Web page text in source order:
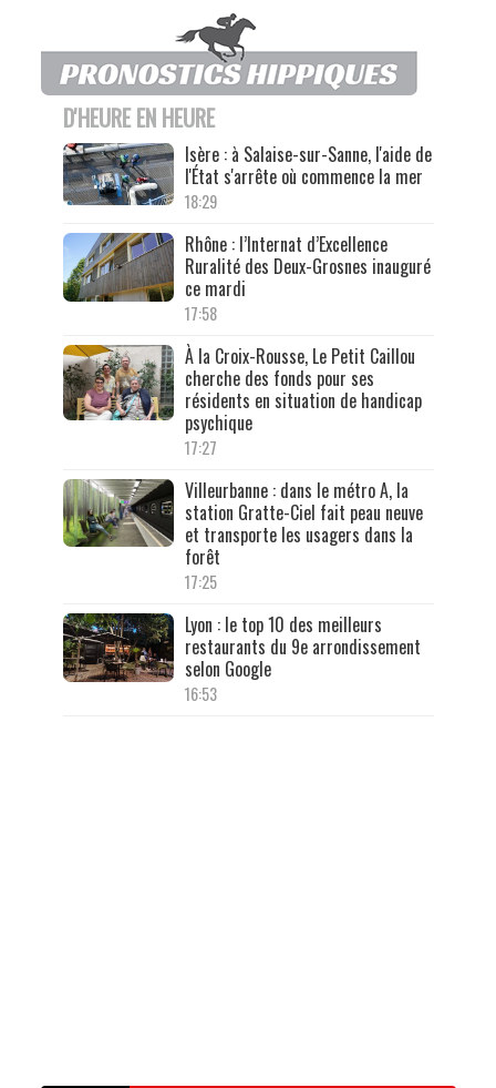
D'HEURE EN HEURE
Isère : à Salaise-sur-Sanne, l'aide de
l'État s'arrête où commence la mer
18:29
Rhône : l’Internat d’Excellence
Ruralité des Deux-Grosnes inauguré
ce mardi
17:58
À la Croix-Rousse, Le Petit Caillou
cherche des fonds pour ses
résidents en situation de handicap
psychique
17:27
Villeurbanne : dans le métro A, la
station Gratte-Ciel fait peau neuve
et transporte les usagers dans la
forêt
17:25
Lyon : le top 10 des meilleurs
restaurants du 9e arrondissement
selon Google
16:53